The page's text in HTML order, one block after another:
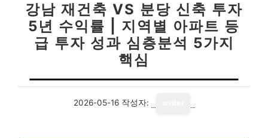
강남 재건축 VS 분당 신축 투자
5년 수익률 | 지역별 아파트 등
급 투자 성과 심층분석 5가지
핵심
2026-05-16 작성자: